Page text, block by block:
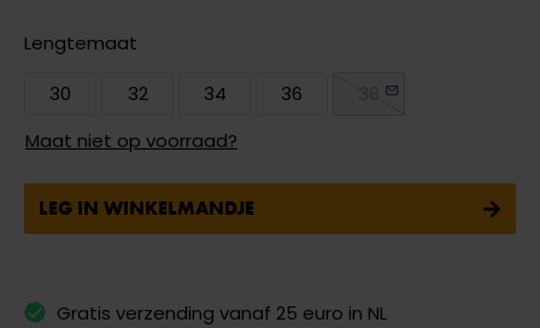
Lengtemaat
30
32 34 36
Maat niet op voorraad?
LEG IN WINKELMANDJE
Gratis verzending vanaf 25 euro in NL